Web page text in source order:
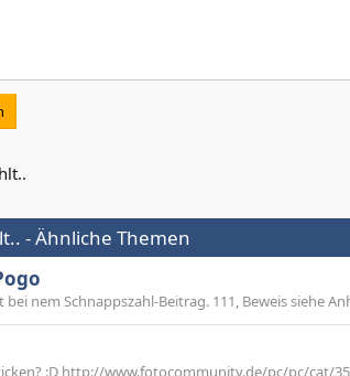
- Ähnliche Themen
nem Schnappszahl-Beitrag. 111, Beweis siehe
:D http://www.fotocommunity.de/pc/pc/cat/